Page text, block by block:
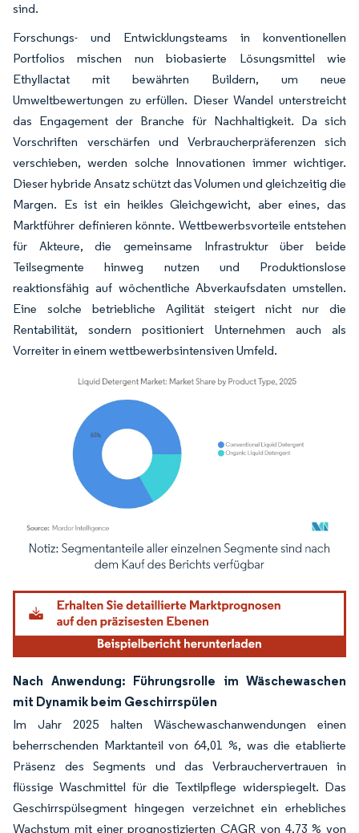
sind.
Forschungs- und Entwicklungsteams in konventionellen
Portfolios mischen nun biobasierte Lösungsmittel wie
Ethyllactat mit bewährten Buildern, um neue
Umweltbewertungen zu erfüllen. Dieser Wandel unterstreicht
das Engagement der Branche für Nachhaltigkeit. Da sich
Vorschriften verschärfen und Verbraucherpräferenzen sich
verschieben, werden solche Innovationen immer wichtiger.
Dieser hybride Ansatz schützt das Volumen und gleichzeitig die
Margen. Es ist ein heikles Gleichgewicht, aber eines, das
Marktführer definieren könnte. Wettbewerbsvorteile entstehen
für Akteure, die gemeinsame Infrastruktur über beide
Teilsegmente hinweg nutzen und Produktionslose
reaktionsfähig auf wöchentliche Abverkaufsdaten umstellen.
Eine solche betriebliche Agilität steigert nicht nur die
Rentabilität, sondern positioniert Unternehmen auch als
Vorreiter in einem wettbewerbsintensiven Umfeld.
Bild © Mordor Intelligence. Wiederverwendung erfordert Namensnennung
Nach Anwendung: Führungsrolle im Wäschewaschen
mit Dynamik beim Geschirrspülen
Im Jahr 2025 halten Wäschewaschanwendungen einen
beherrschenden Marktanteil von 64,01 %, was die etablierte
Präsenz des Segments und das Verbrauchervertrauen in
flüssige Waschmittel für die Textilpflege widerspiegelt. Das
Geschirrspülsegment hingegen verzeichnet ein erhebliches
Wachstum mit einer prognostizierten CAGR von 4,73 % von